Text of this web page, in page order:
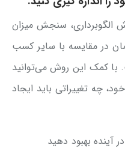
الگوبرداری، سنجش میزان
در مقایسه با سایر کسب
کمک این روش می‌توانید
چه تغییراتی باید ایجاد
آینده بهبود دهید